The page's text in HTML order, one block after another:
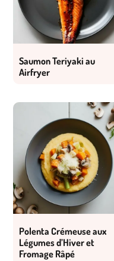
Saumon Teriyaki au
Airfryer
Polenta Crémeuse aux
Légumes d’Hiver et
Fromage Râpé